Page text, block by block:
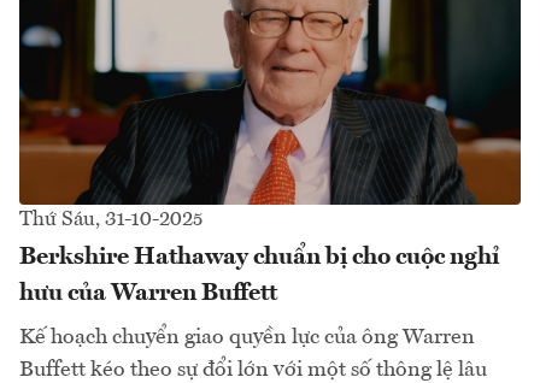
Thứ Sáu, 31-10-2025
Berkshire Hathaway chuẩn bị cho cuộc nghỉ
hưu của Warren Buffett
Kế hoạch chuyển giao quyền lực của ông Warren
Buffett kéo theo sự đổi lớn với một số thông lệ lâu